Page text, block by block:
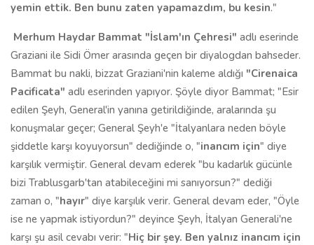
yemin ettik. Ben bunu zaten yapamazdım, bu kesin."
Merhum Haydar Bammat "İslam'ın Çehresi" adlı eserinde
Graziani ile Sidi Ömer arasında geçen bir diyalogdan bahseder.
Bammat bu nakli, bizzat Graziani'nin kaleme aldığı "Cirenaica
Pacificata" adlı eserinden yapıyor. Şöyle diyor Bammat; "Esir
edilen Şeyh, General'in yanına getirildiğinde, aralarında şu
konuşmalar geçer; General Şeyh'e "İtalyanlara neden böyle
şiddetle karşı koyuyorsun" dediğinde o, "inancım için" diye
karşılık vermiştir. General devam ederek "bu kadarlık gücünle
bizi Trablusgarb'tan atabileceğini mi sanıyorsun?" dediği
zaman o, "hayır" diye karşılık verir. General devam eder, "Öyle
ise ne yapmak istiyordun?" deyince Şeyh, İtalyan Generali'ne
karşı şu asil cevabı verir: "Hiç bir şey. Ben yalnız inancım için